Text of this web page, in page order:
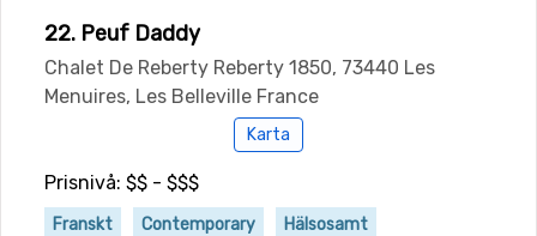
22. Peuf Daddy
Chalet De Reberty Reberty 1850, 73440 Les
Menuires, Les Belleville France
Karta
Prisnivå: $$ - $$$
Franskt Contemporary Hälsosamt